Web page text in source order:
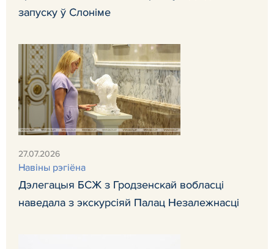
запуску ў Слоніме
27.07.2026
Навiны рэгiёна
Дэлегацыя БСЖ з Гродзенскай вобласці
наведала з экскурсіяй Палац Незалежнасці